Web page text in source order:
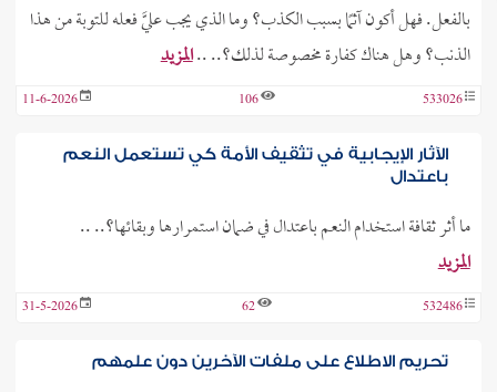
بالفعل. فهل أكون آثمًا بسبب الكذب؟ وما الذي يجب عليَّ فعله للتوبة من هذا
الذنب؟ وهل هناك كفارة مخصوصة لذلك؟.. ..المزيد
533026
106
11-6-2026
الآثار الإيجابية في تثقيف الأمة كي تستعمل النعم
باعتدال
ما أثر ثقافة استخدام النعم باعتدال في ضمان استمرارها وبقائها؟.. ..
المزيد
532486
62
31-5-2026
تحريم الاطلاع على ملفات الآخرين دون علمهم